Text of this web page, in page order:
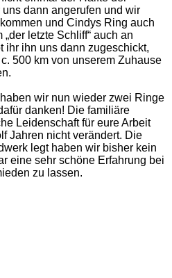
dann angerufen und wir
und Cindys Ring auch
letzte Schliff“ auch an
ihr ihn uns dann zugeschickt,
500 km von unserem Zuhause
wir nun wieder zwei Ringe
danken! Die familiäre
Leidenschaft für eure Arbeit
Jahren nicht verändert. Die
legt haben wir bisher kein
eine sehr schöne Erfahrung bei
zu lassen.